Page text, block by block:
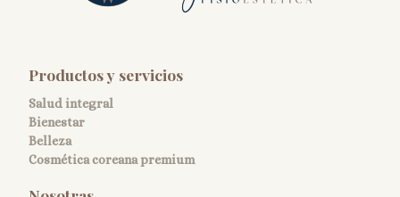
Productos y servicios
Salud integral
Bienestar
Belleza
Cosmética coreana premium